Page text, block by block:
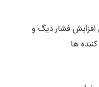
افزایش فشار دیگ و
ها